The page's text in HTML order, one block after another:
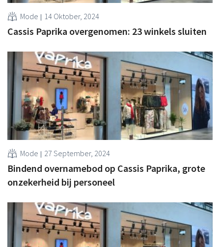
Mode 14 Oktober, 2024
Cassis Paprika overgenomen: 23 winkels sluiten
Mode 27 September, 2024
Bindend overnamebod op Cassis Paprika, grote
onzekerheid bij personeel